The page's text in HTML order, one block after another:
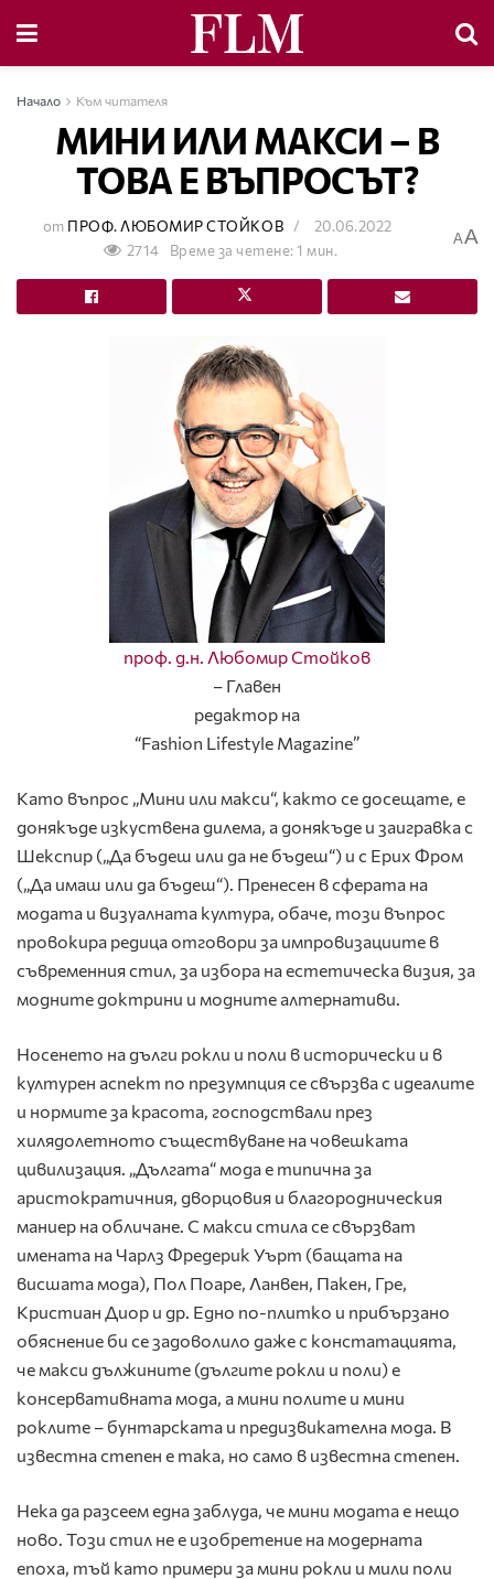
Начало Към читателя
МИНИ ИЛИ МАКСИ – В
ТОВА Е ВЪПРОСЪТ?
от ПРОФ. ЛЮБОМИР СТОЙКОВ
20.06.2022
2714
Време за четене: 1 мин.
AA
проф. д.н. Любомир Стойков
– Главен
редактор на
“Fashion Lifestyle Magazine”
Като въпрос „Мини или макси“, както се досещате, е
донякъде изкуствена дилема, а донякъде и заигравка с
Шекспир („Да бъдеш или да не бъдеш“) и с Ерих Фром
(„Да имаш или да бъдеш“). Пренесен в сферата на
модата и визуалната култура, обаче, този въпрос
провокира редица отговори за импровизациите в
съвременния стил, за избора на естетическа визия, за
модните доктрини и модните алтернативи.
Носенето на дълги рокли и поли в исторически и в
културен аспект по презумпция се свързва с идеалите
и нормите за красота, господствали през
хилядолетното съществуване на човешката
цивилизация. „Дългата“ мода е типична за
аристократичния, дворцовия и благородническия
маниер на обличане. С макси стила се свързват
имената на Чарлз Фредерик Уърт (бащата на
висшата мода), Пол Поаре, Ланвен, Пакен, Гре,
Кристиан Диор и др. Едно по-плитко и прибързано
обяснение би се задоволило даже с констатацията,
че макси дължините (дългите рокли и поли) е
консервативната мода, а мини полите и мини
роклите – бунтарската и предизвикателна мода. В
известна степен е така, но само в известна степен.
Нека да разсеем една заблуда, че мини модата е нещо
ново. Този стил не е изобретение на модерната
епоха, тъй като примери за мини рокли и мили поли